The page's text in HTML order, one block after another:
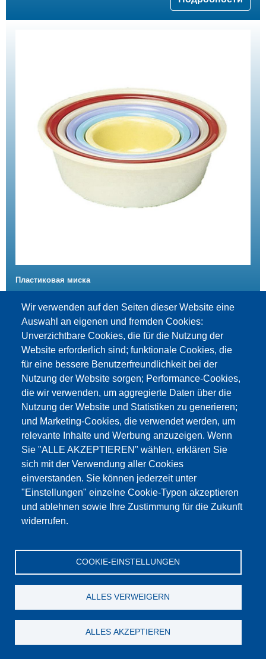
Пластиковая миска
Подробности
Воронка пластик
Подробности
Wir verwenden auf den Seiten dieser Website eine
Auswahl an eigenen und fremden Cookies:
Unverzichtbare Cookies, die für die Nutzung der
Website erforderlich sind; funktionale Cookies, die
für eine bessere Benutzerfreundlichkeit bei der
Nutzung der Website sorgen; Performance-Cookies,
die wir verwenden, um aggregierte Daten über die
Nutzung der Website und Statistiken zu generieren;
und Marketing-Cookies, die verwendet werden, um
relevante Inhalte und Werbung anzuzeigen. Wenn
Sie "ALLE AKZEPTIEREN" wählen, erklären Sie
sich mit der Verwendung aller Cookies
einverstanden. Sie können jederzeit unter
"Einstellungen" einzelne Cookie-Typen akzeptieren
und ablehnen sowie Ihre Zustimmung für die Zukunft
widerrufen.
COOKIE-EINSTELLUNGEN
ALLES VERWEIGERN
ALLES AKZEPTIEREN